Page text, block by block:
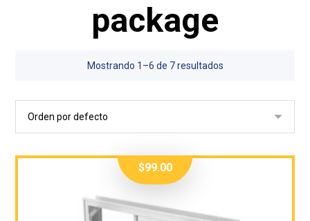
package
Mostrando 1–6 de 7 resultados
$99.00